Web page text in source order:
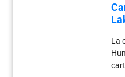
La